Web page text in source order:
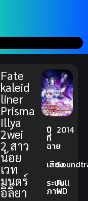
Fate
kaleid
liner
Prisma
Illya
2wei
2 สาว
น้อย
เวท
มนตร์
อิลิยา
ปี
ที่
ฉาย
2014
เสียง
ระบบ
ภาพ
Full
HD